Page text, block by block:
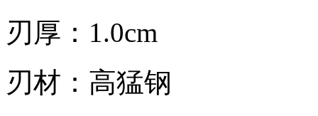
刃厚：1.0cm
刃材：高猛钢